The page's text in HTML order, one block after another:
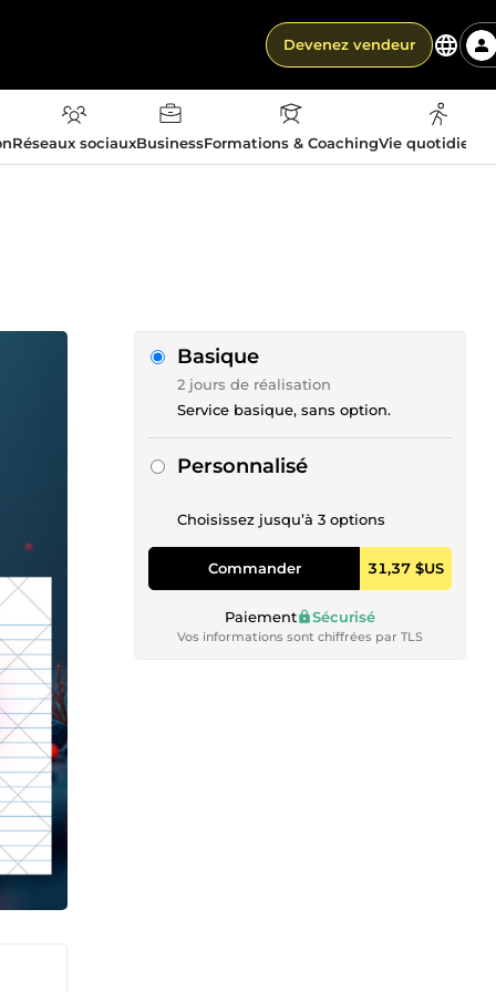
Devenez vendeur
Réseaux sociauxBusinessFormations & CoachingVie
Basique
2 jours de réalisation
Service basique, sans option.
Personnalisé
Choisissez jusqu’à 3 options
Commander 31,37 $US
Paiement Sécurisé
Vos informations sont chiffrées par TLS